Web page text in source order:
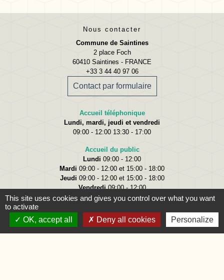
Nous contacter
Commune de Saintines
2 place Foch
60410 Saintines - FRANCE
+33 3 44 40 97 06
Contact par formulaire
Accueil téléphonique
Lundi, mardi, jeudi et vendredi
09:00 - 12:00 13:30 - 17:00
Accueil du public
Lundi 09:00 - 12:00
Mardi 09:00 - 12:00 et 15:00 - 18:00
Jeudi 09:00 - 12:00 et 15:00 - 18:00
Vendredi09:00 - 12:00
This site uses cookies and gives you control over what you want
to activate
OK, accept all
Deny all cookies Personalize